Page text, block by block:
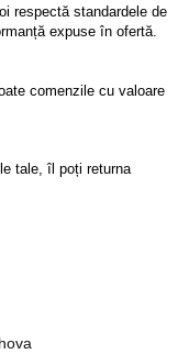
respectă standardele de
expuse în ofertă.
comenzile cu valoare
tale, îl poți returna